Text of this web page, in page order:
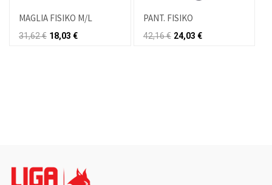
PANT. FISIKO
42,16